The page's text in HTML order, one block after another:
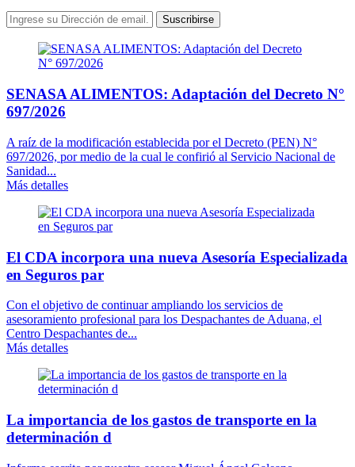
Suscribirse
SENASA ALIMENTOS: Adaptación del Decreto N°
697/2026
A raíz de la modificación establecida por el Decreto (PEN) N°
697/2026, por medio de la cual le confirió al Servicio Nacional de
Sanidad...
Más detalles
El CDA incorpora una nueva Asesoría Especializada
en Seguros par
Con el objetivo de continuar ampliando los servicios de
asesoramiento profesional para los Despachantes de Aduana, el
Centro Despachantes de...
Más detalles
La importancia de los gastos de transporte en la
determinación d